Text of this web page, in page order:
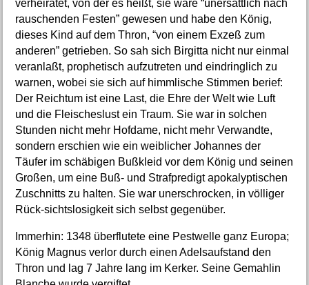
verheiratet, von der es heißt, sie wäre “unersättlich nach
rauschenden Festen” gewesen und habe den König,
dieses Kind auf dem Thron, “von einem Exzeß zum
anderen” getrieben. So sah sich Birgitta nicht nur einmal
veranlaßt, prophetisch aufzutreten und eindringlich zu
warnen, wobei sie sich auf himmlische Stimmen berief:
Der Reichtum ist eine Last, die Ehre der Welt wie Luft
und die Fleischeslust ein Traum. Sie war in solchen
Stunden nicht mehr Hofdame, nicht mehr Verwandte,
sondern erschien wie ein weiblicher Johannes der
Täufer im schäbigen Bußkleid vor dem König und seinen
Großen, um eine Buß- und Strafpredigt apokalyptischen
Zuschnitts zu halten. Sie war unerschrocken, in völliger
Rück-sichtslosigkeit sich selbst gegenüber.
Immerhin: 1348 überflutete eine Pestwelle ganz Europa;
König Magnus verlor durch einen Adelsaufstand den
Thron und lag 7 Jahre lang im Kerker. Seine Gemahlin